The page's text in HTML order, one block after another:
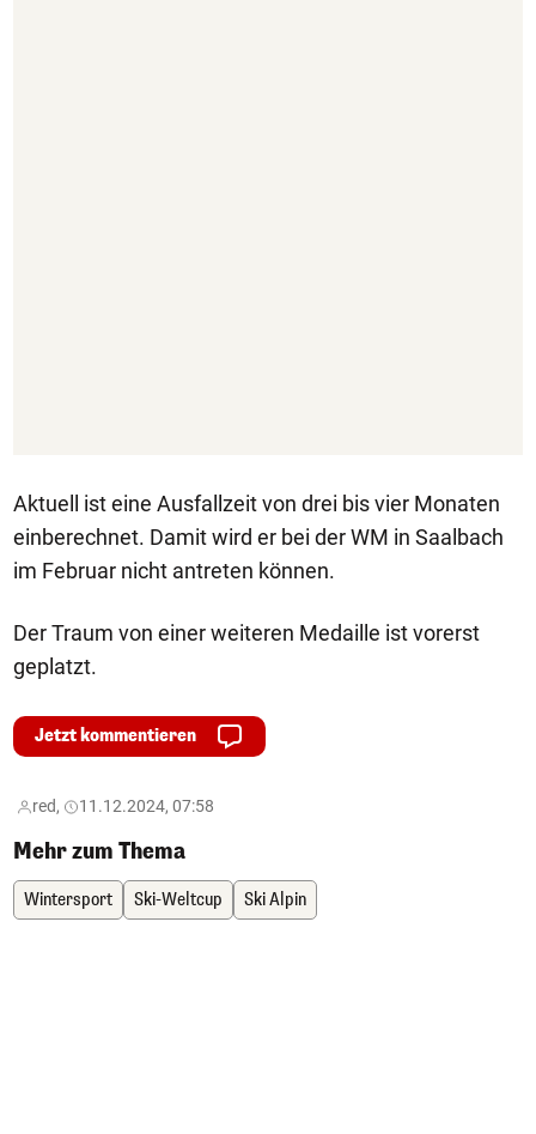
Aktuell ist eine Ausfallzeit von drei bis vier Monaten
einberechnet. Damit wird er bei der WM in Saalbach
im Februar nicht antreten können.
Der Traum von einer weiteren Medaille ist vorerst
geplatzt.
Jetzt kommentieren
red, 11.12.2024, 07:58
Mehr zum Thema
Wintersport Ski-Weltcup Ski Alpin